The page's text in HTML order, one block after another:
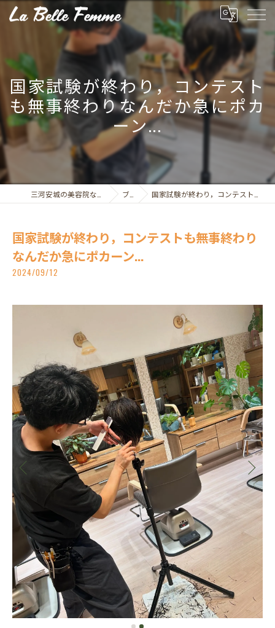
国家試験が終わり，コンテスト
も無事終わりなんだか急にポカ
ーン...
ブログ 国家試験が終わり，コンテストも無事終わりなんだか急にポカーン...
国家試験が終わり，コンテストも無事終わり
なんだか急にポカーン...
2024/09/12